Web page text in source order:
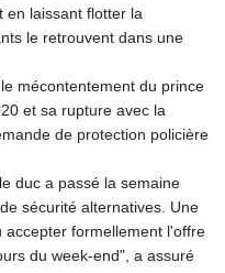
en laissant flotter la
le retrouvent dans une
mécontentement du prince
et sa rupture avec la
de protection policière
duc a passé la semaine
sécurité alternatives. Une
accepter formellement l'offre
du week-end", a assuré